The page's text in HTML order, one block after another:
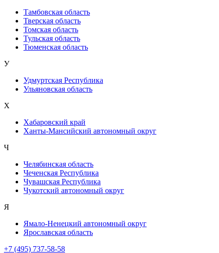
Тамбовская область
Тверская область
Томская область
Тульская область
Тюменская область
У
Удмуртская Республика
Ульяновская область
Х
Хабаровский край
Ханты-Мансийский автономный округ
Ч
Челябинская область
Чеченская Республика
Чувашская Республика
Чукотский автономный округ
Я
Ямало-Ненецкий автономный округ
Ярославская область
+7 (495) 737-58-58